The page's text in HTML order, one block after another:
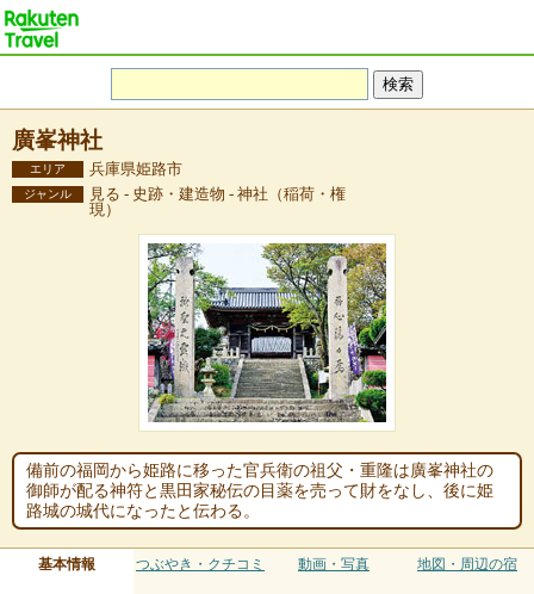
廣峯神社
エリア 兵庫県姫路市
ジャンル
見る - 史跡・建造物 - 神社（稲荷・権
現）
備前の福岡から姫路に移った官兵衛の祖父・重隆は廣峯神社の
御師が配る神符と黒田家秘伝の目薬を売って財をなし、後に姫
路城の城代になったと伝わる。
基本情報 つぶやき・クチコミ 動画・写真 地図・周辺の宿